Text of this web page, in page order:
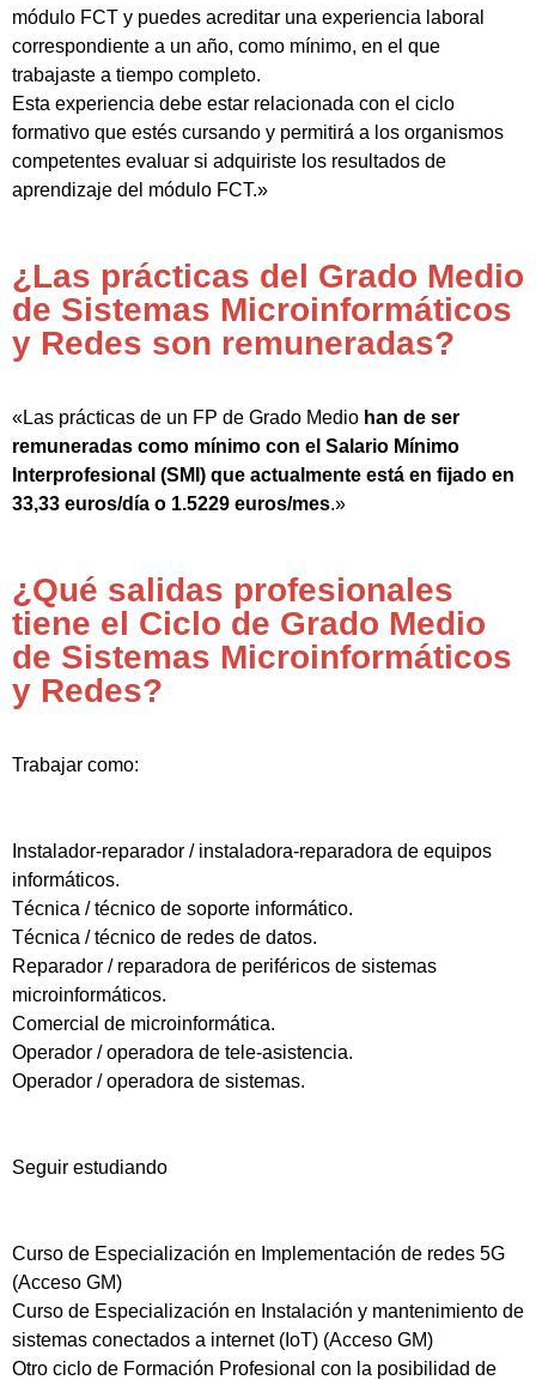
módulo FCT y puedes acreditar una experiencia laboral
correspondiente a un año, como mínimo, en el que
trabajaste a tiempo completo.
Esta experiencia debe estar relacionada con el ciclo
formativo que estés cursando y permitirá a los organismos
competentes evaluar si adquiriste los resultados de
aprendizaje del módulo FCT.»
¿Las prácticas del Grado Medio
de Sistemas Microinformáticos
y Redes son remuneradas?
«Las prácticas de un FP de Grado Medio han de ser
remuneradas como mínimo con el Salario Mínimo
Interprofesional (SMI) que actualmente está en fijado en
33,33 euros/día o 1.5229 euros/mes.»
¿Qué salidas profesionales
tiene el Ciclo de Grado Medio
de Sistemas Microinformáticos
y Redes?
Trabajar como:
Instalador-reparador / instaladora-reparadora de equipos
informáticos.
Técnica / técnico de soporte informático.
Técnica / técnico de redes de datos.
Reparador / reparadora de periféricos de sistemas
microinformáticos.
Comercial de microinformática.
Operador / operadora de tele-asistencia.
Operador / operadora de sistemas.
Seguir estudiando
Curso de Especialización en Implementación de redes 5G
(Acceso GM)
Curso de Especialización en Instalación y mantenimiento de
sistemas conectados a internet (IoT) (Acceso GM)
Otro ciclo de Formación Profesional con la posibilidad de